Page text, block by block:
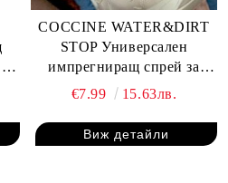
COCCINE WATER&DIRT
STOP Универсален
импрегниращ спрей за
сникърси 250 ml, Безцветен
€7.99 15.63лв.
Виж детайли